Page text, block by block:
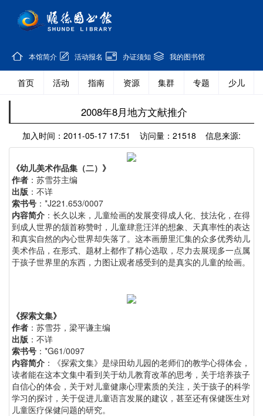
本馆简介 活动报名 办证须知 我的图书馆
首页 活动 指南 资源 集群 专题 少儿
2008年8月地方文献推介
加入时间：2011-05-17 17:51 访问量：21518 信息来源:
《幼儿美术作品集（二）》
作者 ：苏雪芬主编
出版 ：不详
索书号 ：*J221.653/0007
内容简介 ：长久以来，儿童绘画的发展变得成人化、技法化，在得
到成人世界的颔首称赞时，儿童肆意汪洋的想象、天真率性的表达
和真实自然的内心世界却失落了。这本画册里汇集的众多优秀幼儿
美术作品，在形式、题材上都作了精心选取，尽力去展现多一点属
于孩子世界里的东西，力图让观者感受到的是真实的儿童的绘画。
《探索文集》
作者 ：苏雪芬，梁平谦主编
出版 ：不详
索书号 ：*G61/0097
内容简介 ：《探索文集》是绿田幼儿园的老师们的教学心得体会，
读者能在这本文集中看到关于幼儿教育改革的思考，关于培养孩子
自信心的体会，关于对儿童健康心理素质的关注，关于孩子的科学
学习的探讨，关于促进儿童语言发展的建议，甚至还有保健医生对
儿童医疗保健问题的研究。